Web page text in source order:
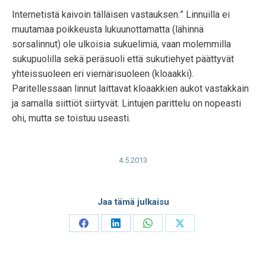
Internetistä kaivoin tälläisen vastauksen:” Linnuilla ei
muutamaa poikkeusta lukuunottamatta (lähinnä
sorsalinnut) ole ulkoisia sukuelimiä, vaan molemmilla
sukupuolilla sekä peräsuoli että sukutiehyet päättyvät
yhteissuoleen eri viemärisuoleen (kloaakki).
Paritellessaan linnut laittavat kloaakkien aukot vastakkain
ja samalla siittiöt siirtyvät. Lintujen parittelu on nopeasti
ohi, mutta se toistuu useasti.
4.5.2013
Jaa tämä julkaisu
Share
Share
Share
Share